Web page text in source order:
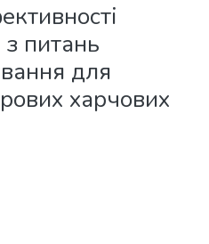
з питань
для
харчових